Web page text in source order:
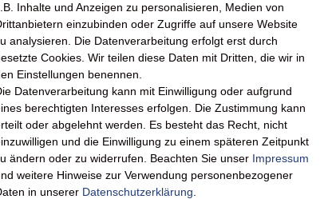
und Frische direkt
Zusätze.
Verwendung ohne
bissfest und
verantwortungsvoller
Inhalte und Anzeigen zu personalisieren, Medien von
einzubinden oder Zugriffe auf unsere Website
analysieren. Die Datenverarbeitung erfolgt erst durch
Cookies. Wir teilen diese Daten mit Dritten, die wir in
Einstellungen benennen.
Datenverarbeitung kann mit Einwilligung oder aufgrund
berechtigten Interesses erfolgen. Die Zustimmung kann
oder abgelehnt werden. Es besteht das Recht, nicht
und die Einwilligung zu einem späteren Zeitpunkt
ändern oder zu widerrufen. Beachten Sie unser Impressum
weitere Hinweise zur Verwendung personenbezogener
in unserer Daten­schutz­erklärung